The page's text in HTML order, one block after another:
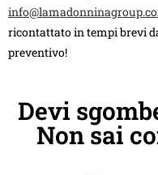
ricontattato in tempi brevi
preventivo!
Devi
Non sai